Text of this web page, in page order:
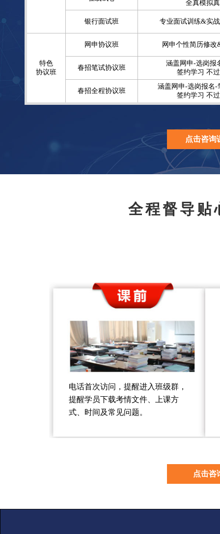
全真模拟
银行面试班 专业面试训练&实
特色
协议班
网申协议班 网申个性简历修
春招笔试协议班
涵盖网申-选岗报
签约学习 不
春招全程协议班
涵盖网申-选岗报名-
签约学习 不
点击咨询
全程督导贴
电话首次访问，提醒进入班级群，
提醒学员下载考情文件、上课方
式、时间及常见问题。
点击咨